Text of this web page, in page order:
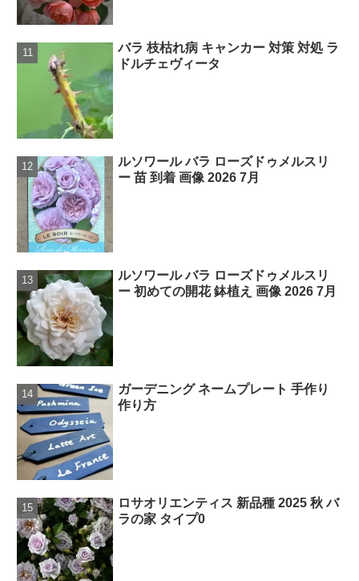
バラ 枝枯れ病 キャンカー 対策 対処 ラ
ドルチェヴィータ
ルソワール バラ ローズドゥメルスリ
ー 苗 到着 画像 2026 7月
ルソワール バラ ローズドゥメルスリ
ー 初めての開花 鉢植え 画像 2026 7月
ガーデニング ネームプレート 手作り
作り方
ロサオリエンティス 新品種 2025 秋 バ
ラの家 タイプ0